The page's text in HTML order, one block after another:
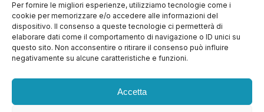
Per fornire le migliori esperienze, utilizziamo tecnologie come i
cookie per memorizzare e/o accedere alle informazioni del
dispositivo. Il consenso a queste tecnologie ci permetterà di
elaborare dati come il comportamento di navigazione o ID unici su
questo sito. Non acconsentire o ritirare il consenso può influire
negativamente su alcune caratteristiche e funzioni.
Accetta
SUPPORTO
Apri Ticket
Contattaci
Blog